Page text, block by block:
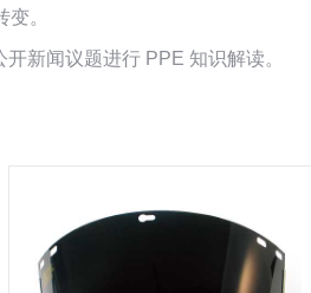
。
新闻议题进行 PPE 知识解读。